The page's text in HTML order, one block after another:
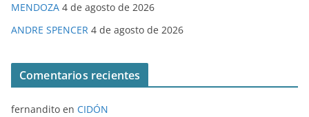
MENDOZA 4 de agosto de 2026
ANDRE SPENCER 4 de agosto de 2026
Comentarios recientes
fernandito en CIDÓN